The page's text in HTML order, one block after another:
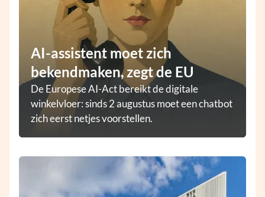
AI-assistent moet zich
bekendmaken, zegt de EU
De Europese AI-Act bereikt de digitale
winkelvloer: sinds 2 augustus moet een chatbot
zich eerst netjes voorstellen.